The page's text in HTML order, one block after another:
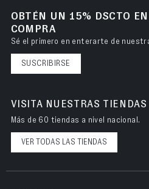
OBTÉN UN 15% DSCTO
COMPRA
Sé el primero en enterarte de
SUSCRIBIRSE
VISITA NUESTRAS TIENDAS
Más de 60 tiendas a nivel nacional.
VER TODAS LAS TIENDAS